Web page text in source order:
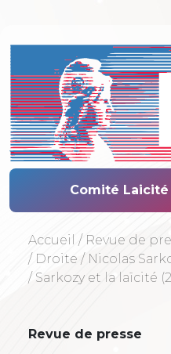
Comité
Accueil / Revue de
/ Droite / Nicolas
/ Sarkozy et la laïcité
Revue de presse